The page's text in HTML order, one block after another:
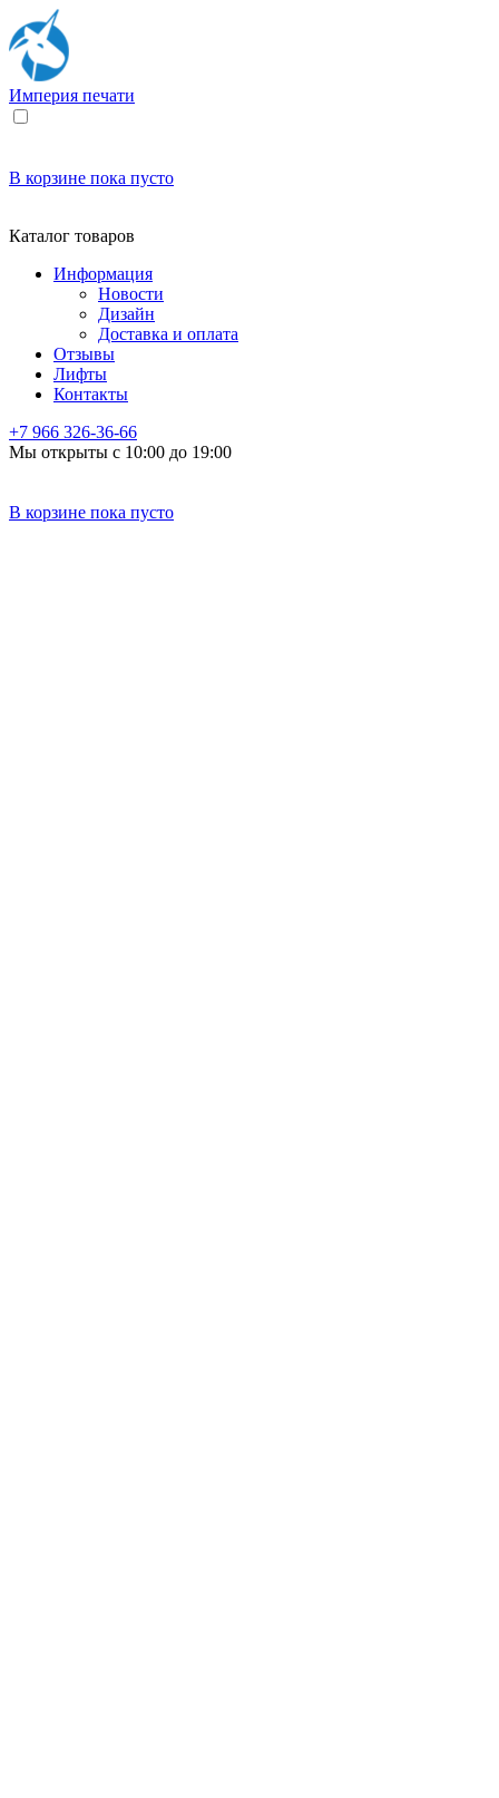
Империя печати
В корзине пока пусто
Каталог товаров
Информация
Новости
Дизайн
Доставка и оплата
Отзывы
Лифты
Контакты
+7 966 326-36-66
Мы открыты с 10:00 до 19:00
В корзине пока пусто